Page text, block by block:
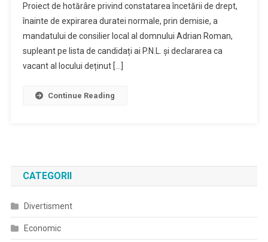
Proiect de hotărâre privind constatarea încetării de drept,
înainte de expirarea duratei normale, prin demisie, a
mandatului de consilier local al domnului Adrian Roman,
supleant pe lista de candidați ai P.N.L. și declararea ca
vacant al locului deținut […]
Continue Reading
CATEGORII
Divertisment
Economic